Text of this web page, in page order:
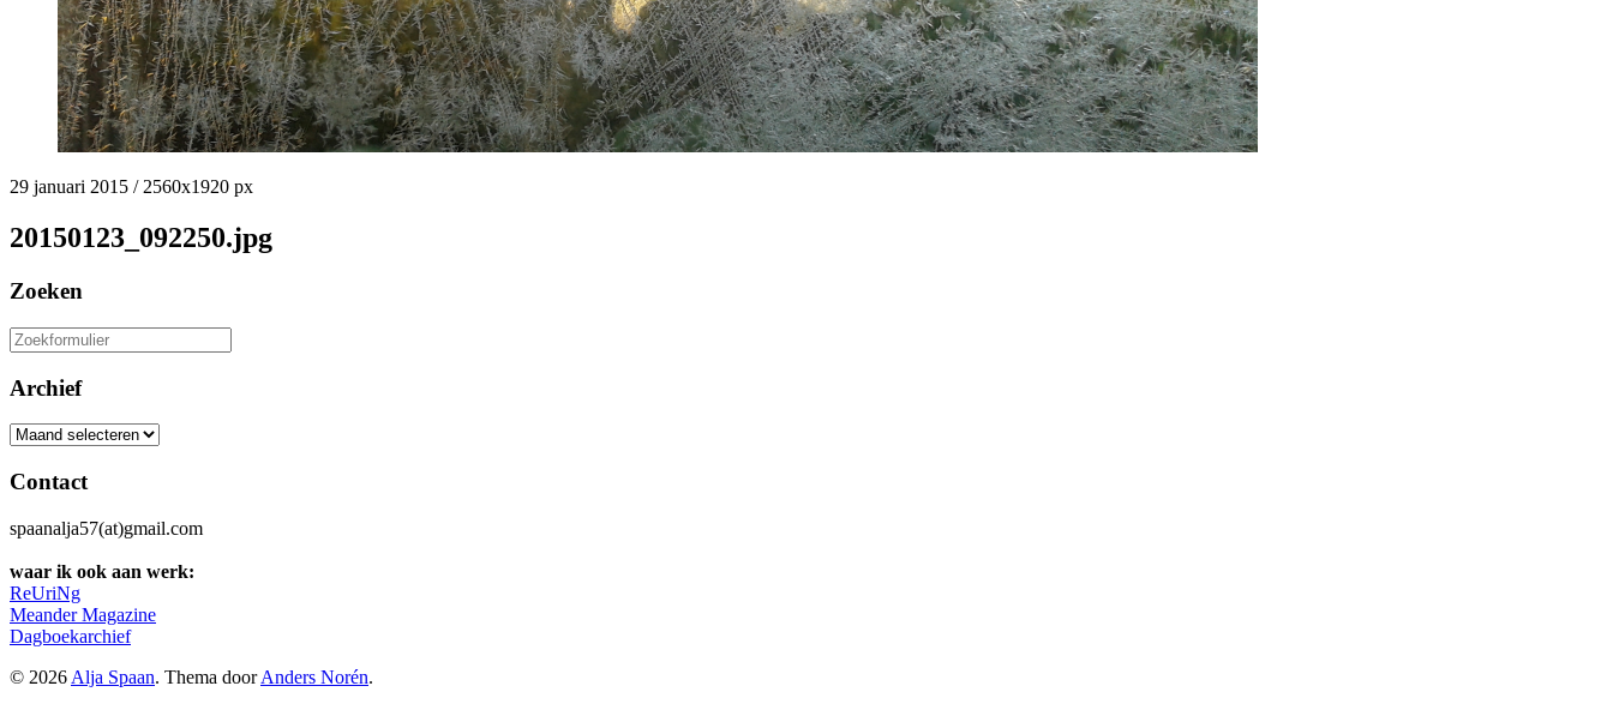
29 januari 2015 /2560x1920 px
20150123_092250.jpg
Zoeken
Zoeken
naar:
Archief
Archief
Contact
spaanalja57(at)gmail.com
waar ik ook aan werk:
ReUriNg
Meander Magazine
Dagboekarchief
© 2026 Alja Spaan. Thema doorAnders Norén.